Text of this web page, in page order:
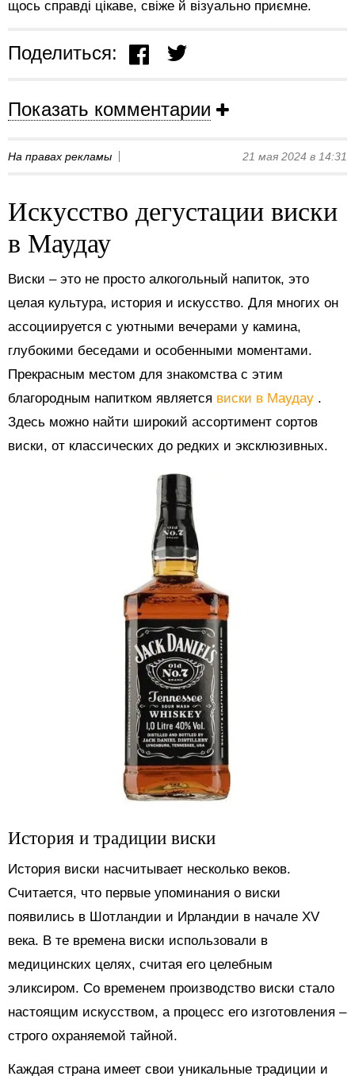
щось справді цікаве, свіже й візуально приємне.
Поделиться:
Показать комментарии
На правах рекламы 21 мая 2024 в 14:31
Искусство дегустации виски
в Маудау
Виски – это не просто алкогольный напиток, это
целая культура, история и искусство. Для многих он
ассоциируется с уютными вечерами у камина,
глубокими беседами и особенными моментами.
Прекрасным местом для знакомства с этим
благородным напитком является виски в Маудау .
Здесь можно найти широкий ассортимент сортов
виски, от классических до редких и эксклюзивных.
История и традиции виски
История виски насчитывает несколько веков.
Считается, что первые упоминания о виски
появились в Шотландии и Ирландии в начале XV
века. В те времена виски использовали в
медицинских целях, считая его целебным
эликсиром. Со временем производство виски стало
настоящим искусством, а процесс его изготовления –
строго охраняемой тайной.
Каждая страна имеет свои уникальные традиции и